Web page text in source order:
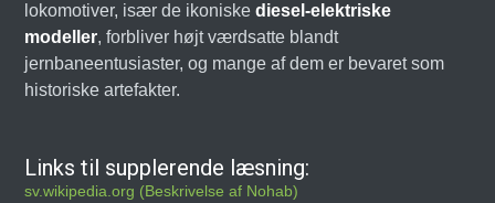
lokomotiver, især de ikoniskediesel-elektriske
modeller, forbliver højt værdsatte blandt
jernbaneentusiaster, og mange af dem er bevaret som
historiske artefakter.
Links til supplerende læsning:
sv.wikipedia.org (Beskrivelse af Nohab)